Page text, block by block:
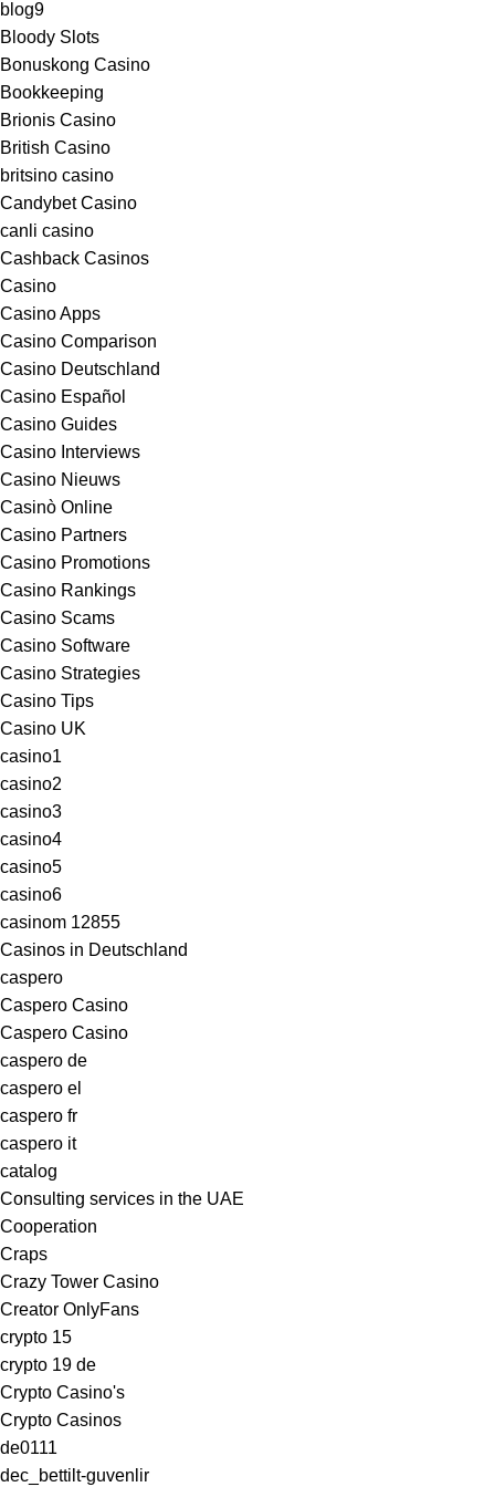
blog9
Bloody Slots
Bonuskong Casino
Bookkeeping
Brionis Casino
British Casino
britsino casino
Candybet Casino
canli casino
Cashback Casinos
Casino
Casino Apps
Casino Comparison
Casino Deutschland
Casino Español
Casino Guides
Casino Interviews
Casino Nieuws
Casinò Online
Casino Partners
Casino Promotions
Casino Rankings
Casino Scams
Casino Software
Casino Strategies
Casino Tips
Casino UK
casino1
casino2
casino3
casino4
casino5
casino6
casinom 12855
Casinos in Deutschland
caspero
Caspero Casino
Caspero Casino
caspero de
caspero el
caspero fr
caspero it
catalog
Consulting services in the UAE
Cooperation
Craps
Crazy Tower Сasino
Creator OnlyFans
crypto 15
crypto 19 de
Crypto Casino's
Crypto Casinos
de0111
dec_bettilt-guvenlir